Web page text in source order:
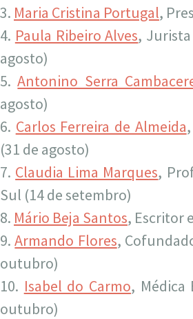
Maria Cristina Portugal,
Paula Ribeiro Alves,
agosto)
Antonino Serra
agosto)
Carlos Ferreira de Almeida
(31 de agosto)
Claudia Lima Marques,
Sul (14 de setembro)
Mário Beja Santos, Escritor
Armando Flores,
outubro)
Isabel do Carmo, Médica
outubro)